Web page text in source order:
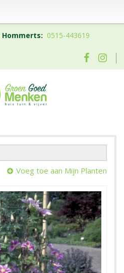
Hommerts: 0515-443619
Voeg toe aan Mijn Planten